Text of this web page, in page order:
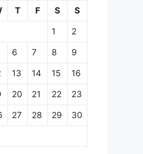
T F S S
1 2
6 7 8 9
13 14 15 16
20 21 22 23
27 28 29 30